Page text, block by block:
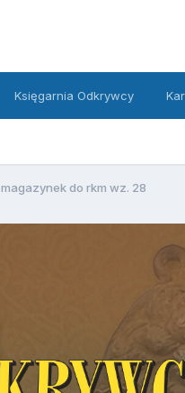
Księgarnia Odkrywcy
magazynek do rkm wz. 28